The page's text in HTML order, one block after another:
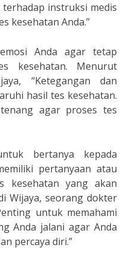
terhadap instruksi medis
kesehatan Anda.”
Anda agar tetap
kesehatan. Menurut
“Ketegangan dan
hasil tes kesehatan.
agar proses tes
bertanya kepada
pertanyaan atau
kesehatan yang akan
Wijaya, seorang dokter
untuk memahami
Anda jalani agar Anda
percaya diri.”